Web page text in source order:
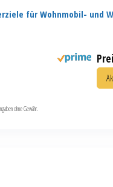
für Wohnmobil- und
ohne Gewähr.